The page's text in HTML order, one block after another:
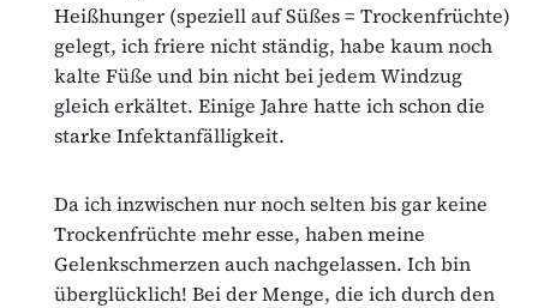
Heißhunger (speziell auf Süßes = Trockenfrüchte)
gelegt, ich friere nicht ständig, habe kaum noch
kalte Füße und bin nicht bei jedem Windzug
gleich erkältet. Einige Jahre hatte ich schon die
starke Infektanfälligkeit.
Da ich inzwischen nur noch selten bis gar keine
Trockenfrüchte mehr esse, haben meine
Gelenkschmerzen auch nachgelassen. Ich bin
überglücklich! Bei der Menge, die ich durch den